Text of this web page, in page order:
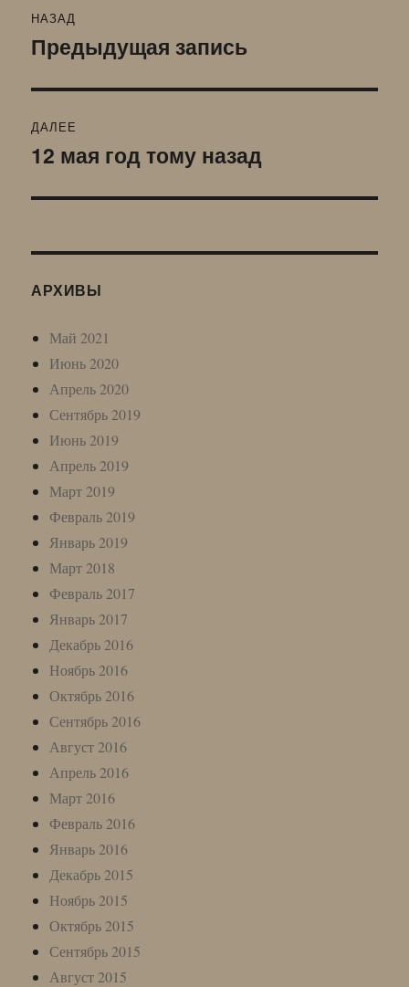
по
НАЗАД
Предыдущая
Предыдущая запись
ДАЛЕЕ
Следующая
12 мая год тому назад
АРХИВЫ
Май 2021
Июнь 2020
Апрель 2020
Сентябрь 2019
Июнь 2019
Апрель 2019
Март 2019
Февраль 2019
Январь 2019
Март 2018
Февраль 2017
Январь 2017
Декабрь 2016
Ноябрь 2016
Октябрь 2016
Сентябрь 2016
Август 2016
Апрель 2016
Март 2016
Февраль 2016
Январь 2016
Декабрь 2015
Ноябрь 2015
Октябрь 2015
Сентябрь 2015
Август 2015